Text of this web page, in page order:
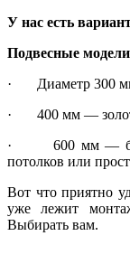
У нас есть
Подвесные модели
· Диаметр 300 мм
· 400 мм —
· 600 мм —
потолков или
Вот что приятно
уже лежит
Выбирать вам.